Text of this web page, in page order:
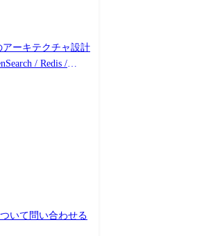
ーキテクチャ設計
いて問い合わせる